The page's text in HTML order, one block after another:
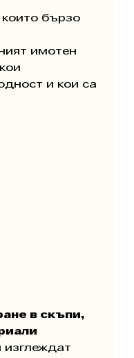
които бързо
имотен
и кои са
в скъпи,
изглеждат